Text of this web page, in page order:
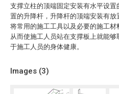
支撑立柱的顶端固定安装有水平设
置的升降杆，升降杆的顶端安装有
将常用的施工工具以及必要的施工
从而使施工人员站在支撑板上就能
于施工人员的身体健康。
Images (3)